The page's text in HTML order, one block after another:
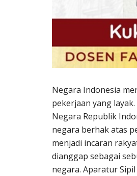
Negara Indonesia
pekerjaan yang
Negara Republik
negara berhak atas
menjadi incaran
dianggap sebagai
negara. Aparatur